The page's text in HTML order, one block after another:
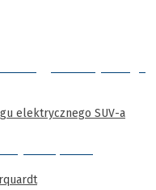
elektrycznego SUV-a